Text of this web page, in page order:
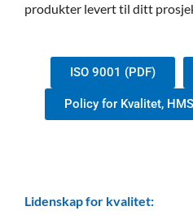
produkter levert til ditt
ISO 9001 (PDF)
Policy for Kvalitet,
Lidenskap for kvalitet: